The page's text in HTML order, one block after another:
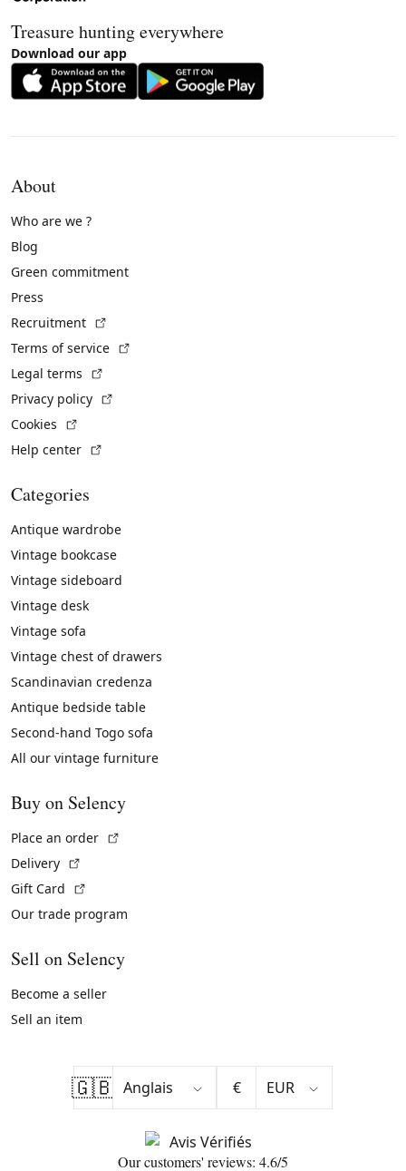
Treasure hunting everywhere
Download our app
About
Who are we ?
Blog
Green commitment
Press
Recruitment
Terms of service
Legal terms
Privacy policy
Cookies
Help center
Categories
Antique wardrobe
Vintage bookcase
Vintage sideboard
Vintage desk
Vintage sofa
Vintage chest of drawers
Scandinavian credenza
Antique bedside table
Second-hand Togo sofa
All our vintage furniture
Buy on Selency
Place an order
Delivery
Gift Card
Our trade program
Sell on Selency
Become a seller
Sell an item
🇬🇧 €
Our customers' reviews: 4.6/5